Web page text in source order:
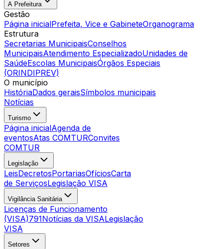
A Prefeitura
Gestão
Página inicialPrefeita, Vice e GabineteOrganograma
Estrutura
Secretarias MunicipaisConselhos
MunicipaisAtendimento EspecializadoUnidades de
SaúdeEscolas MunicipaisÓrgãos Especiais
(ORINDIPREV)
O município
HistóriaDados geraisSímbolos municipais
Notícias
Turismo
Página inicialAgenda de
eventosAtas COMTURConvites
COMTUR
Legislação
LeisDecretosPortariasOfíciosCarta
de ServiçosLegislação VISA
Vigilância Sanitária
Licenças de Funcionamento
(VISA)791Notícias da VISALegislação
VISA
Setores